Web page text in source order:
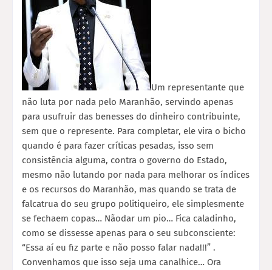
Um representante que
não luta por nada pelo Maranhão, servindo apenas
para usufruir das benesses do dinheiro contribuinte,
sem que o represente. Para completar, ele vira o bicho
quando é para fazer críticas pesadas, isso sem
consistência alguma, contra o governo do Estado,
mesmo não lutando por nada para melhorar os índices
e os recursos do Maranhão, mas quando se trata de
falcatrua do seu grupo politiqueiro, ele simplesmente
se fechaem copas… Nãodar um pio… Fica caladinho,
como se dissesse apenas para o seu subconsciente:
“Essa aí eu fiz parte e não posso falar nada!!!” .
Convenhamos que isso seja uma canalhice… Ora